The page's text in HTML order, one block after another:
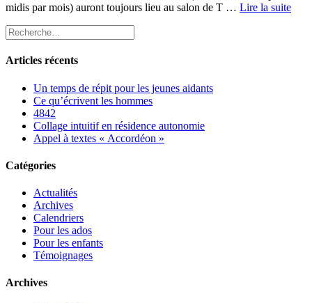
midis par mois) auront toujours lieu au salon de T … Lire la suite
Articles récents
Un temps de répit pour les jeunes aidants
Ce qu’écrivent les hommes
4842
Collage intuitif en résidence autonomie
Appel à textes « Accordéon »
Catégories
Actualités
Archives
Calendriers
Pour les ados
Pour les enfants
Témoignages
Archives